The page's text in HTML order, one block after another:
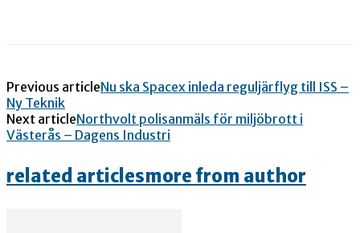
Previous articleNu ska Spacex inleda reguljärflyg till ISS –
Ny Teknik
Next articleNorthvolt polisanmäls för miljöbrott i
Västerås – Dagens Industri
related articlesmore from author